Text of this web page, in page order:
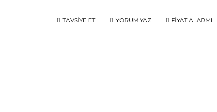
TAVSİYE ET YORUM YAZ FİYAT ALARMI